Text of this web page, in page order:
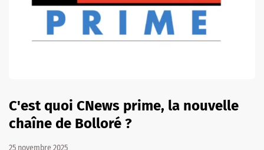
C'est quoi CNews prime, la nouvelle
chaîne de Bolloré ?
25 novembre 2025